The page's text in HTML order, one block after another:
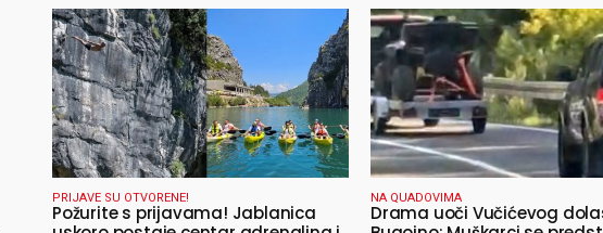
PRIJAVE SU OTVORENE!
Požurite s prijavama! Jablanica
NA QUADOVIMA
Drama uoči Vučićevog